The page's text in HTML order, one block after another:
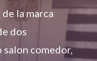
la marca
dos
comedor,